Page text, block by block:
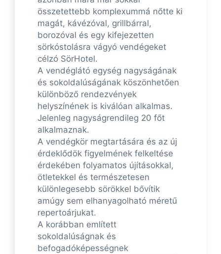
összetettebb komplexummá nőtte ki
magát, kávézóval, grillbárral,
borozóval és egy kifejezetten
sörkóstolásra vágyó vendégeket
célzó SörHotel.
A vendéglátó egység nagyságának
és sokoldalúságának köszönhetően
különböző rendezvények
helyszínének is kiválóan alkalmas.
Jelenleg nagyságrendileg 20 főt
alkalmaznak.
A vendégkör megtartására és az új
érdeklődök figyelmének felkeltése
érdekében folyamatos újításokkal,
ötletekkel és természetesen
különlegesebb sörökkel bővítik
amúgy sem elhanyagolható méretű
repertoárjukat.
A korábban említett
sokoldalúságnak és
befogadóképességnek